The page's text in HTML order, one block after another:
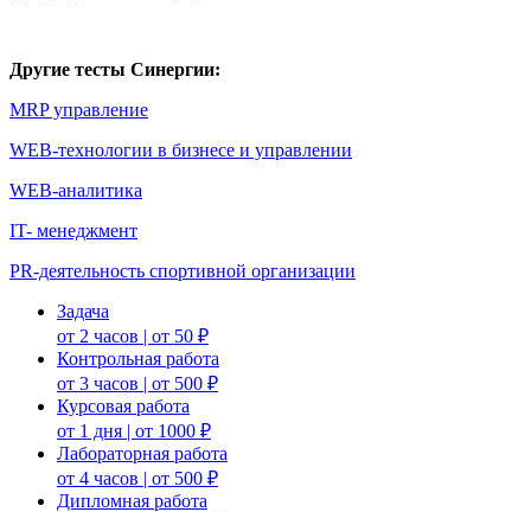
Другие тесты Синергии:
MRP управление
WEB-технологии в бизнесе и управлении
WEB-аналитика
IT- менеджмент
PR-деятельность спортивной организации
Задача
от 2 часов | от 50 ₽
Контрольная работа
от 3 часов | от 500 ₽
Курсовая работа
от 1 дня | от 1000 ₽
Лабораторная работа
от 4 часов | от 500 ₽
Дипломная работа